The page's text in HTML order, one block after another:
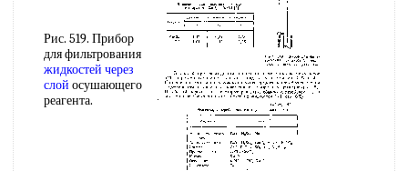
Рис. 519. Прибор
для фильтрования
жидкостей через
слой осушающего
реагента.